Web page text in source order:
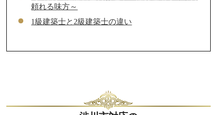
頼れる味方～
1級建築士と2級建築士の違い